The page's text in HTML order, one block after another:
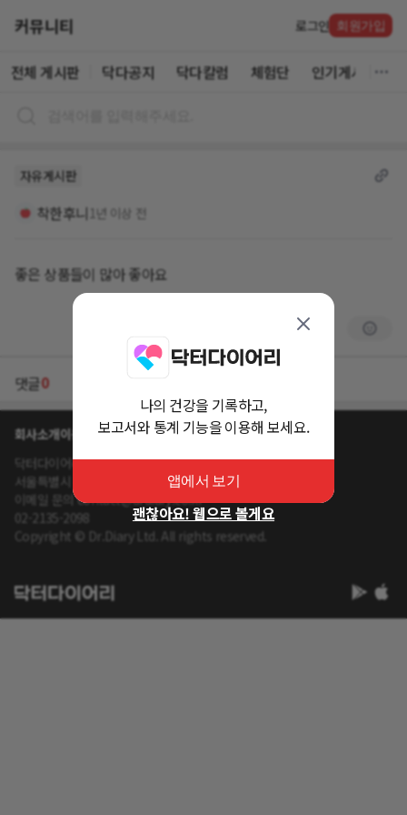
커뮤니티 로그인 회원가입
전체 게시판 닥다공지 닥다칼럼 체험단 인기게시글
자유게시판
착한후니 1년 이상 전
좋은 상품들이 많아 좋아요
댓글0
회사소개이용약관개인정보 처리방침
닥터다이어리 대표 : 송제윤
서울특별시 강남구 테헤란로 416 연봉빌딩 8층
이메일 문의 contact@drdiary.co.kr
02-2135-2098
Copyright © Dr.Diary Ltd. All rights reserved.
나의 건강을 기록하고,
보고서와 통계 기능을 이용해 보세요.
앱에서 보기
괜찮아요! 웹으로 볼게요